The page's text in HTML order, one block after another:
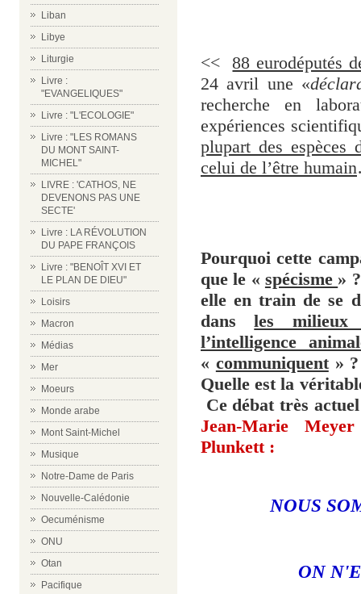
Liban
Libye
Liturgie
Livre :
"EVANGELIQUES"
Livre : "L'ECOLOGIE"
Livre : "LES ROMANS
DU MONT SAINT-
MICHEL"
LIVRE : 'CATHOS, NE
DEVENONS PAS UNE
SECTE'
Livre : LA RÉVOLUTION
DU PAPE FRANÇOIS
Livre : "BENOÎT XVI ET
LE PLAN DE DIEU"
Loisirs
Macron
Médias
Mer
Moeurs
Monde arabe
Mont Saint-Michel
Musique
Notre-Dame de Paris
Nouvelle-Calédonie
Oecuménisme
ONU
Otan
Pacifique
<<
88 eurodéputés
24 avril une «
recherche en
expériences
plupart des espèces
celui de l’être humain
Pourquoi cette
que le « spécisme »
elle en train de se
dansles milieux
l’intelligence
« communiquent» ?
Quelle est la
Ce débat très
Jean-Marie Meyer
Plunkett :
NOUS
ON